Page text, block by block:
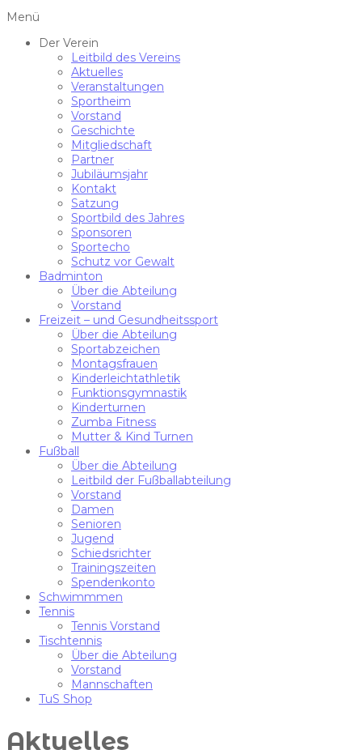
Menü
Der Verein
Leitbild des Vereins
Aktuelles
Veranstaltungen
Sportheim
Vorstand
Geschichte
Mitgliedschaft
Partner
Jubiläumsjahr
Kontakt
Satzung
Sportbild des Jahres
Sponsoren
Sportecho
Schutz vor Gewalt
Badminton
Über die Abteilung
Vorstand
Freizeit – und Gesundheitssport
Über die Abteilung
Sportabzeichen
Montagsfrauen
Kinderleichtathletik
Funktionsgymnastik
Kinderturnen
Zumba Fitness
Mutter & Kind Turnen
Fußball
Über die Abteilung
Leitbild der Fußballabteilung
Vorstand
Damen
Senioren
Jugend
Schiedsrichter
Trainingszeiten
Spendenkonto
Schwimmmen
Tennis
Tennis Vorstand
Tischtennis
Über die Abteilung
Vorstand
Mannschaften
TuS Shop
Aktuelles